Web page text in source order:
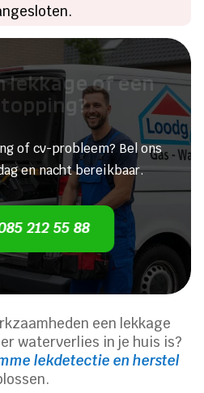
lekkage of een
of cv-probleem? Bel ons
en nacht bereikbaar.
212 55 88
een lekkage
waterverlies in je huis is?
lekdetectie en herstel